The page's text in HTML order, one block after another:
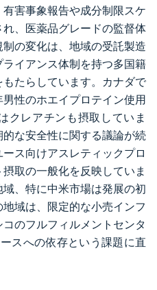
害事象報告や成分制限スケ
、医薬品グレードの監督体
の変化は、地域の受託製造
イアンス体制を持つ多国籍
たらしています。カナダで
性のホエイプロテイン使用
クレアチンも摂取していま
な安全性に関する議論が続
ス向けアスレティックプロ
取の一般化を反映していま
、特に中米市場は発展の初
域は、限定的な小売インフ
のフルフィルメントセンタ
スへの依存という課題に直